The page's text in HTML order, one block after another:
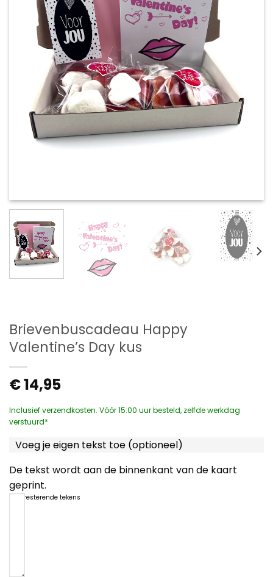
Brievenbuscadeau Happy
Valentine’s Day kus
€14,95
Inclusief verzendkosten. Vóór 15:00 uur besteld, zelfde werkdag
verstuurd*
Voeg je eigen tekst toe (optioneel)
De tekst wordt aan de binnenkant van de kaart
geprint.
resterende tekens